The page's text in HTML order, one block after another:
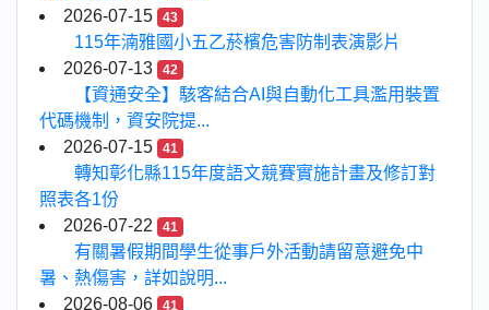
2026-07-15
43
115年湳雅國小五乙菸檳危害防制表演影片
2026-07-13
42
【資通安全】駭客結合AI與自動化工具濫用裝置
代碼機制，資安院提...
2026-07-15
41
轉知彰化縣115年度語文競賽實施計畫及修訂對
照表各1份
2026-07-22
41
有關暑假期間學生從事戶外活動請留意避免中
暑、熱傷害，詳如說明...
2026-08-06
41